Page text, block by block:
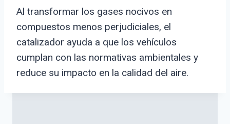
Al transformar los gases nocivos en
compuestos menos perjudiciales, el
catalizador ayuda a que los vehículos
cumplan con las normativas ambientales y
reduce su impacto en la calidad del aire.